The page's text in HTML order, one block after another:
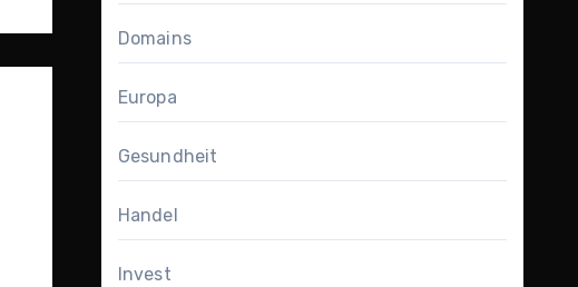
Domains
Europa
Gesundheit
Handel
Invest